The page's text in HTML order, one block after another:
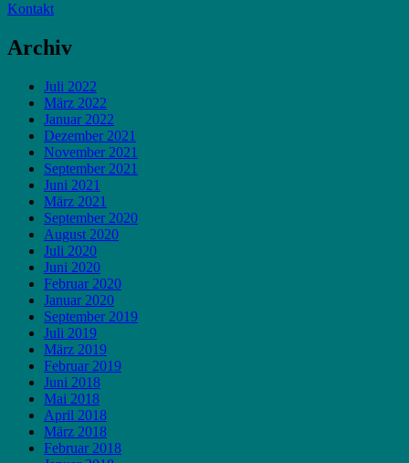
Kontakt
Archiv
Juli 2022
März 2022
Januar 2022
Dezember 2021
November 2021
September 2021
Juni 2021
März 2021
September 2020
August 2020
Juli 2020
Juni 2020
Februar 2020
Januar 2020
September 2019
Juli 2019
März 2019
Februar 2019
Juni 2018
Mai 2018
April 2018
März 2018
Februar 2018